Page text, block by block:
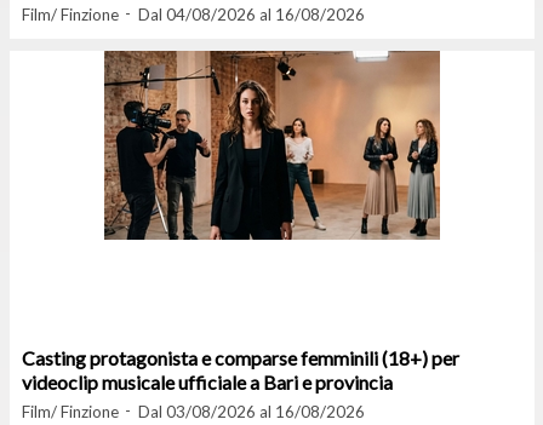
Film/ Finzione Dal 04/08/2026 al 16/08/2026
Casting protagonista e comparse femminili (18+) per
videoclip musicale ufficiale a Bari e provincia
Film/ Finzione Dal 03/08/2026 al 16/08/2026